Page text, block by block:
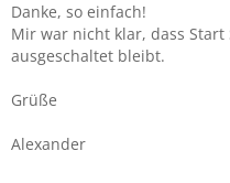
Danke, so einfach!
Mir war nicht klar, dass
ausgeschaltet bleibt.
Grüße
Alexander